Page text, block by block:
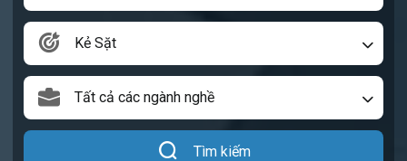
Kẻ Sặt
Tất cả các ngành nghề
Tìm kiếm